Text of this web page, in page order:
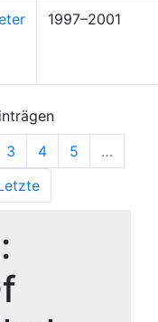
1997–2001
3 4 5
…